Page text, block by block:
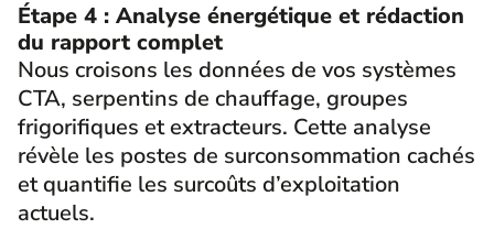
Étape 4 : Analyse énergétique et rédaction
du rapport complet
Nous croisons les données de vos systèmes
CTA, serpentins de chauffage, groupes
frigorifiques et extracteurs. Cette analyse
révèle les postes de surconsommation cachés
et quantifie les surcoûts d’exploitation
actuels.